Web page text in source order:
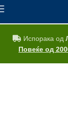
Испорака од
Повеќе од